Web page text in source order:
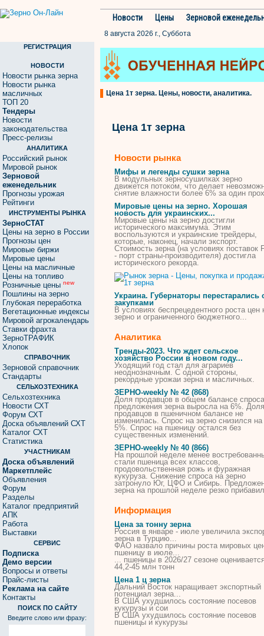
Новости Цены Зерновой
8 августа 2026 г., Суббота
РЕГИСТРАЦИЯ
НОВОСТИ
Новости рынка зерна
Новости рынка
масличных
ТОП 20
Тендеры
Новости
законодательства
Пресс-релизы
АНАЛИТИКА
Российский рынок
Мировой рынок
Зерновой
еженедельник
Прогнозы урожая
Рейтинги
ИНСТРУМЕНТЫ РЫНКА
ЗерноСТАТ
Цены на зерно в России
Прогнозы цен
Мировые биржи
Мировые цены
Цены на масличные
Цены на топливо
Розничные цены new
Пошлины на зерно
Глубокая переработка
Вегетационные индексы
Мировой агрокалендарь
Ставки фрахта
ЗерноТРАФИК
Хлопок
СПРАВОЧНИК
Зерновой справочник
Стандарты
СЕЛЬХОЗТЕХНИКА
Сельхозтехника
Новости СХТ
Форум СХТ
Доска объявлений СХТ
Каталог СХТ
Статистика
УЧАСТНИКАМ
Доска объявлений
Маркетплейс
Объявления
Форум
Разделы
Каталог предприятий
АПК
Работа
Выставки
СЕРВИС
Подписка
Демо версии
Вопросы и ответы
Прайс-листы
Реклама на сайте
Контакты
ПОИСК ПО САЙТУ
Введите слово или фразу:
Цена 1т зерна. Цены, новости, аналитика.
Цена 1т зерна
Новости рынка
Мифы и легенды сушки зерна
В модульных зерносушилках зерно
движется потоком, что делает
снятие влажности более 6% за один
Мировые цены на зерно. Хорошая
новость для украинских...
Мировыецены на зерно достигли
исторического максимума. Этим
воспользуются и украинские трейдеры,
которые, наконец, начали экспорт.
Cтоимость зерна(на условиях поставок
- порт страны-производителя) достигла
исторического рекорда.
Украина. Губернаторы перестарались
закупками
В условиях беспрецедентного роста цен
зерно и ограниченного бюджетного...
Аналитика
Тренды-2023. Что ждет сельское
хозяйство России в новом году...
Уходящий год стал для аграриев
неоднозначным. С одной стороны,
рекордные урожаи зерна и масличных.
ЗЕРНО-weekly № 42 (868)
Доля продавцов в общем балансе
предложениязерна выросла на 6%. Доля
продавцов в пшеничном балансе не
изменилась. Спрос на зерно снизился на
5%. Спрос на пшеницу остался без
существенных изменений.
ЗЕРНО-weekly № 40 (866)
На прошлой неделе менее
стали пшеница всех классов,
продовольственная рожь и фуражная
кукуруза. Снижение спроса назерно
затронуло Юг, ЦФО и Сибирь.
зерна на прошлой неделе резко
Информация
Цена за тонну зерна
Россия в январе - июле увеличила
зерна в Турцию...
ФАО назвало причины роста мировых
пшеницу в июле...
... пшеницы в 2026/27 сезоне
44,2-45 млн тонн
Цена 1 ц зерна
Дальний Восток наращивает экспортный
потенциал зерна...
В США ухудшилось состояние посевов
кукурузы и сои
В США ухудшилось состояние посевов
пшеницы и кукурузы